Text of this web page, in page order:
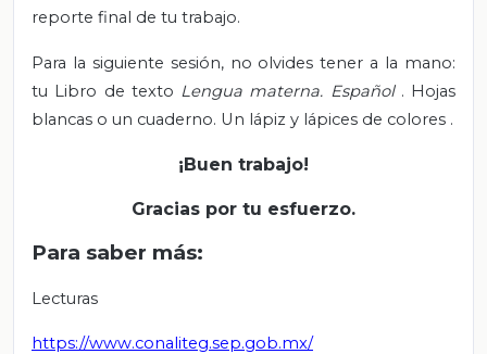
reporte final de tu trabajo.
Para la siguiente sesión, no olvides tener a la mano:
tu Libro de texto Lengua materna. Español . Hojas
blancas o un cuaderno. Un lápiz y lápices de colores .
¡Buen trabajo!
Gracias por tu esfuerzo.
Para saber más:
Lecturas
https://www.conaliteg.sep.gob.mx/